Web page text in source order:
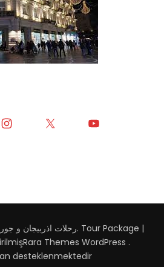
رحلات اذربيجان و. Tour Package |
Rara Themes WordPress .
desteklenmektedir